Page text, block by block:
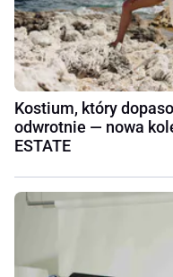
Kostium, który
odwrotnie — nowa
ESTATE